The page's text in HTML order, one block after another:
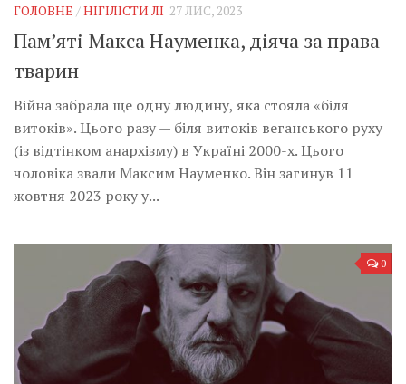
ГОЛОВНЕ /НІГІЛІСТИ ЛІ 27 ЛИС, 2023
Пам’яті Макса Науменка, діяча за права
тварин
Війна забрала ще одну людину, яка стояла «біля
витоків». Цього разу — біля витоків веганського руху
(із відтінком анархізму) в Україні 2000-х. Цього
чоловіка звали Максим Науменко. Він загинув 11
жовтня 2023 року у...
0